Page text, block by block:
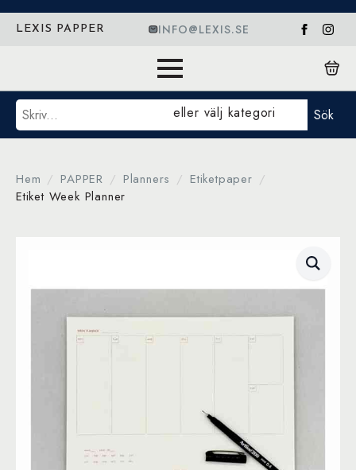
LEXIS PAPPER INFO@LEXIS.SE
Sök eller välj kategori Sök
Hem PAPPER Planners
Etiketpaper
Etiket Week Planner